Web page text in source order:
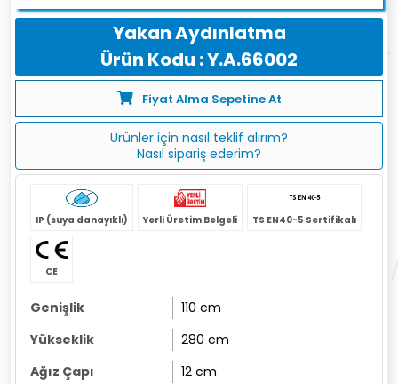
Yakan Aydınlatma
Ürün Kodu : Y.A.66002
Fiyat Alma Sepetine At
Ürünler için nasıl teklif alırım?
Nasıl sipariş ederim?
IP (suya danayıklı) Yerli Üretim Belgeli TS EN40-5 Sertifikalı
CE
Genişlik
110 cm
Yükseklik
280 cm
Ağız Çapı
12 cm